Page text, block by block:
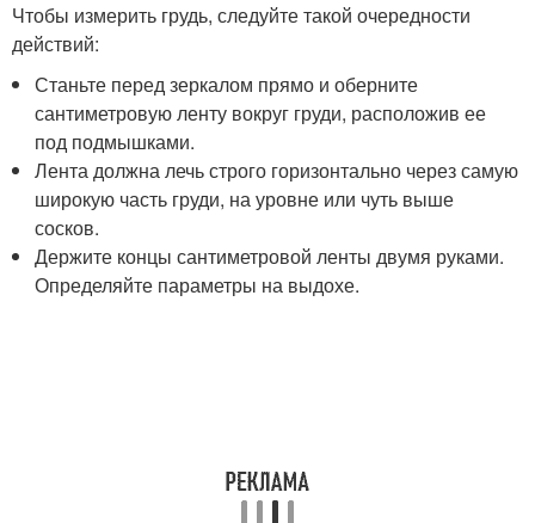
Чтобы измерить грудь, следуйте такой очередности
действий:
Станьте перед зеркалом прямо и оберните
сантиметровую ленту вокруг груди, расположив ее
под подмышками.
Лента должна лечь строго горизонтально через самую
широкую часть груди, на уровне или чуть выше
сосков.
Держите концы сантиметровой ленты двумя руками.
Определяйте параметры на выдохе.